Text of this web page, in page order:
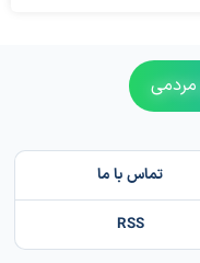
مردمی
تماس با ما
RSS